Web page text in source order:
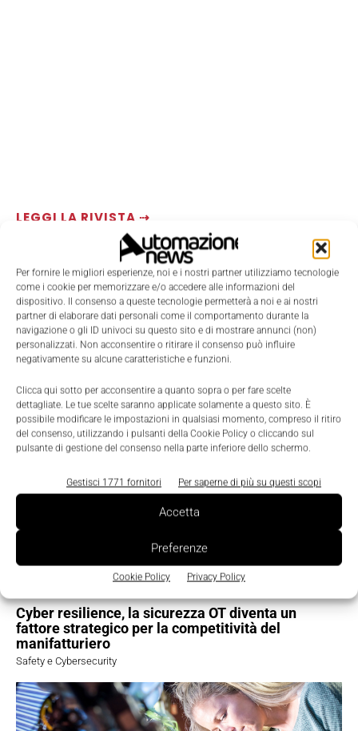
Per fornire le migliori esperienze, noi e i nostri partner utilizziamo tecnologie
come i cookie per memorizzare e/o accedere alle informazioni del
dispositivo. Il consenso a queste tecnologie permetterà a noi e ai nostri
partner di elaborare dati personali come il comportamento durante la
navigazione o gli ID univoci su questo sito e di mostrare annunci (non)
personalizzati. Non acconsentire o ritirare il consenso può influire
negativamente su alcune caratteristiche e funzioni.
Clicca qui sotto per acconsentire a quanto sopra o per fare scelte
dettagliate. Le tue scelte saranno applicate solamente a questo sito. È
possibile modificare le impostazioni in qualsiasi momento, compreso il ritiro
del consenso, utilizzando i pulsanti della Cookie Policy o cliccando sul
pulsante di gestione del consenso nella parte inferiore dello schermo.
Gestisci 1771 fornitori Per saperne di più su questi scopi
Accetta
Preferenze
Cookie Policy Privacy Policy
LEGGI LA RIVISTA ⇢
TI POTREBBERO INTERESSARE ⇢
Cyber resilience, la sicurezza OT diventa un
fattore strategico per la competitività del
manifatturiero
Safety e Cybersecurity